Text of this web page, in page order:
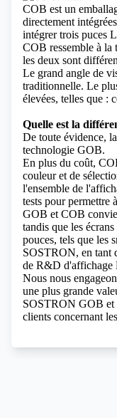
COB est un
directement
intégrer trois puces
COB ressemble à la
les deux sont
Le grand angle de
traditionnelle. Le
élevées, telles que :
Quelle est la
De toute évidence,
technologie GOB.
En plus du coût,
couleur et de
l'ensemble de
tests pour permettre
GOB et COB
tandis que les
pouces, tels que les
SOSTRON, en tant
de R&D d'affichage
Nous nous
une plus grande
SOSTRON GOB et
clients concernant